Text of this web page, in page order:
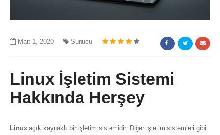
Mart 1, 2020 Sunucu
Linux İşletim Sistemi
Hakkında Herşey
Linux açık kaynaklı bir işletim sistemidir. Diğer işletim sistemleri gibi